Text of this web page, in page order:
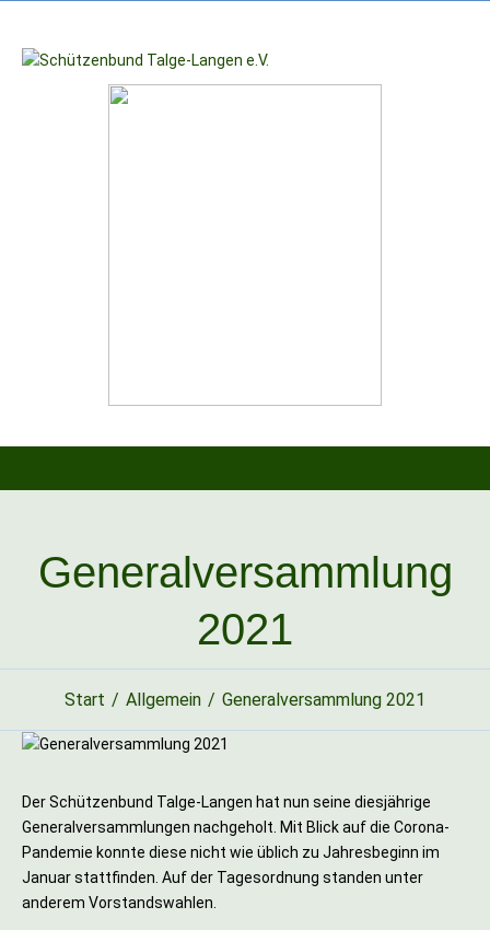
Generalversammlung
2021
Start Allgemein Generalversammlung 2021
Der Schützenbund Talge-Langen hat nun seine diesjährige
Generalversammlungen nachgeholt. Mit Blick auf die Corona-
Pandemie konnte diese nicht wie üblich zu Jahresbeginn im
Januar stattfinden. Auf der Tagesordnung standen unter
anderem Vorstandswahlen.